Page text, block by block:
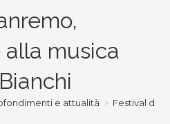
musica
e attualità > Festival di